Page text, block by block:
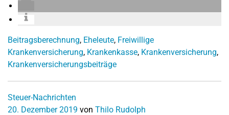
Beitragsberechnung, Eheleute, Freiwillige
Krankenversicherung, Krankenkasse, Krankenversicherung,
Krankenversicherungsbeiträge
Steuer-Nachrichten
20. Dezember 2019 von Thilo Rudolph